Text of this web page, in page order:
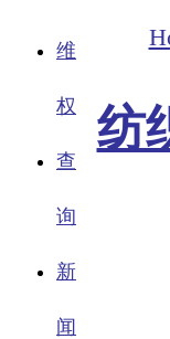
维
权
查
询
新
闻
纺